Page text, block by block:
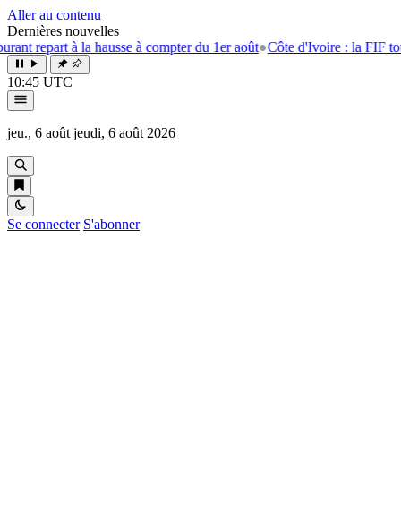
Aller au contenu
Dernières nouvelles
à la hausse à compter du 1er août●Côte d'Ivoire : la FIF tourne
10:45 UTC
jeu., 6 août jeudi, 6 août 2026
Se connecter S'abonner